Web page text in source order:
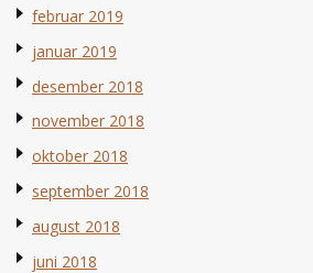
februar 2019
januar 2019
desember 2018
november 2018
oktober 2018
september 2018
august 2018
juni 2018